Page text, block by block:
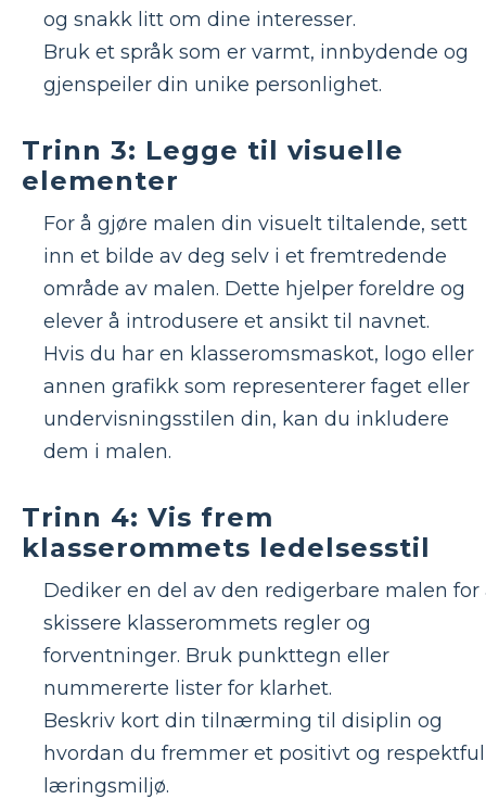
og snakk litt om dine interesser.
Bruk et språk som er varmt, innbydende og
gjenspeiler din unike personlighet.
Trinn 3: Legge til visuelle
elementer
For å gjøre malen din visuelt tiltalende, sett
inn et bilde av deg selv i et fremtredende
område av malen. Dette hjelper foreldre og
elever å introdusere et ansikt til navnet.
Hvis du har en klasseromsmaskot, logo eller
annen grafikk som representerer faget eller
undervisningsstilen din, kan du inkludere
dem i malen.
Trinn 4: Vis frem
klasserommets ledelsesstil
Dediker en del av den redigerbare malen for
skissere klasserommets regler og
forventninger. Bruk punkttegn eller
nummererte lister for klarhet.
Beskriv kort din tilnærming til disiplin og
hvordan du fremmer et positivt og
læringsmiljø.